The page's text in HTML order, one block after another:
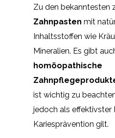
Zu den bekanntesten
Zahnpasten mit
Inhaltsstoffen wie
Mineralien. Es gibt
homöopathische
ist wichtig zu
jedoch als effektivster
Kariesprävention gilt.